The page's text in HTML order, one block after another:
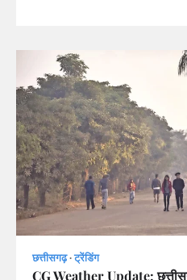
छत्तीसगढ़ ट्रेंडिंग
CG Weather Update: